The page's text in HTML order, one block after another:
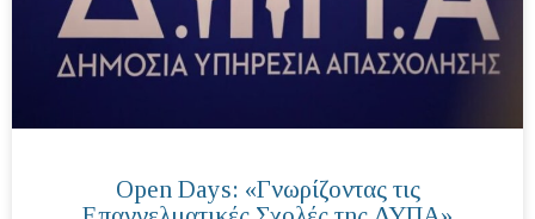
Open Days: «Γνωρίζοντας τις